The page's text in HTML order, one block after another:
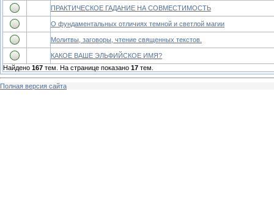
ПРАКТИЧЕСКОЕ ГАДАНИЕ НА СОВМЕСТИМОСТЬ
О фундаментальных отличиях темной и светлой магии
Молитвы, заговоры, чтение священных текстов.
КАКОЕ ВАШЕ ЭЛЬФИЙСКОЕ ИМЯ?
Найдено 167 тем. На странице показано 17 тем.
Полная версия сайта